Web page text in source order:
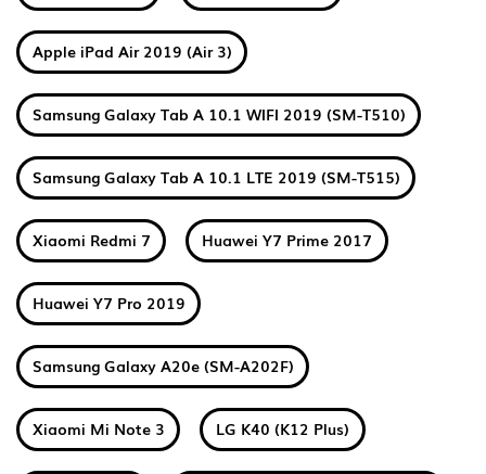
Apple iPad Air 2019 (Air 3)
Samsung Galaxy Tab A 10.1 WIFI 2019 (SM-T510)
Samsung Galaxy Tab A 10.1 LTE 2019 (SM-T515)
Xiaomi Redmi 7 Huawei Y7 Prime 2017
Huawei Y7 Pro 2019
Samsung Galaxy A20e (SM-A202F)
Xiaomi Mi Note 3 LG K40 (K12 Plus)